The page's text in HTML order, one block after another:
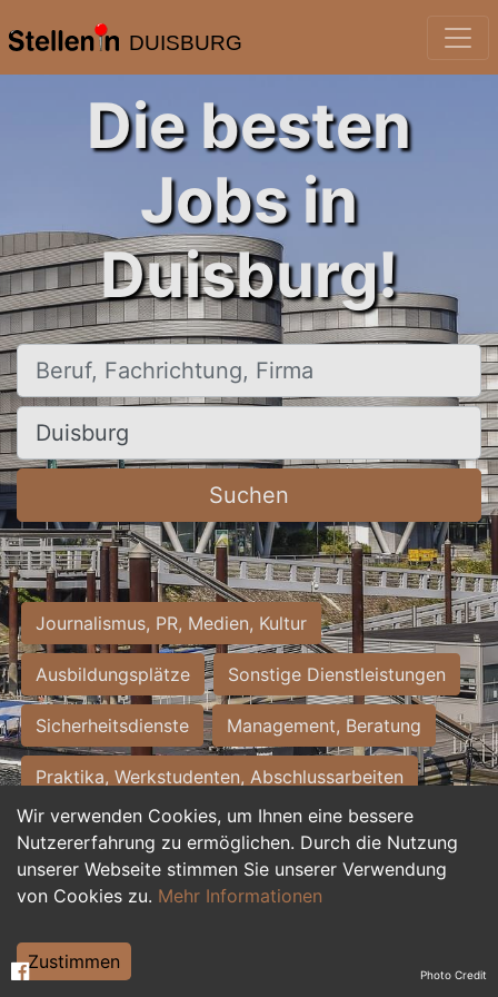
DUISBURG
Wir verwenden Cookies, um Ihnen eine bessere
Nutzererfahrung zu ermöglichen. Durch die Nutzung
unserer Webseite stimmen Sie unserer Verwendung
von Cookies zu. Mehr Informationen
Zustimmen
Die besten
Jobs in
Duisburg!
Beruf, Fachrichtung, Firma
Ort, Stadt
Suchen
Journalismus, PR, Medien, Kultur
Ausbildungsplätze Sonstige Dienstleistungen
Sicherheitsdienste Management, Beratung
Praktika, Werkstudenten, Abschlussarbeiten
Personalwesen Assistenz, Sekretariat
Hilfskräfte, Aushilfs- und Nebenjobs
Weiterbildung, Studium, duale Ausbildung Photo Credit